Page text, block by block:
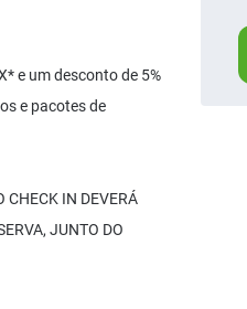
e um desconto de 5%
e pacotes de
CHECK IN DEVERÁ
JUNTO DO